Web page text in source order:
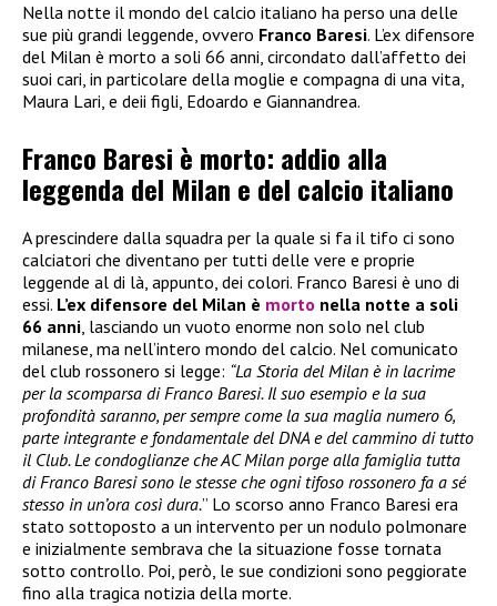
Nella notte il mondo del calcio italiano ha perso una delle
sue più grandi leggende, ovvero Franco Baresi. L’ex difensore
del Milan è morto a soli 66 anni, circondato dall’affetto dei
suoi cari, in particolare della moglie e compagna di una vita,
Maura Lari, e deii figli, Edoardo e Giannandrea.
Franco Baresi è morto: addio alla
leggenda del Milan e del calcio italiano
A prescindere dalla squadra per la quale si fa il tifo ci sono
calciatori che diventano per tutti delle vere e proprie
leggende al di là, appunto, dei colori. Franco Baresi è uno di
essi. L’ex difensore del Milan è morto nella notte a soli
66 anni , lasciando un vuoto enorme non solo nel club
milanese, ma nell’intero mondo del calcio. Nel comunicato
del club rossonero si legge: “La Storia del Milan è in lacrime
per la scomparsa di Franco Baresi. Il suo esempio e la sua
profondità saranno, per sempre come la sua maglia numero 6,
parte integrante e fondamentale del DNA e del cammino di tutto
il Club. Le condoglianze che AC Milan porge alla famiglia tutta
di Franco Baresi sono le stesse che ogni tifoso rossonero fa a sé
stesso in un’ora così dura.” Lo scorso anno Franco Baresi era
stato sottoposto a un intervento per un nodulo polmonare
e inizialmente sembrava che la situazione fosse tornata
sotto controllo. Poi, però, le sue condizioni sono peggiorate
fino alla tragica notizia della morte.